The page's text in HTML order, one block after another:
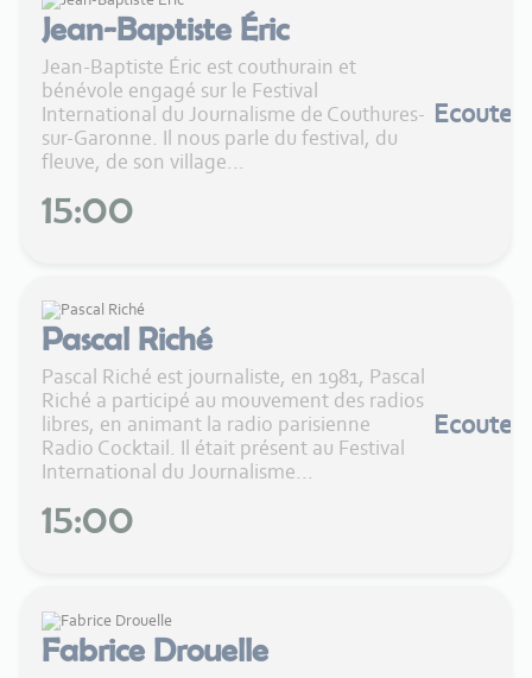
Jean-Baptiste Éric
Jean-Baptiste Éric est couthurain et
bénévole engagé sur le Festival
International du Journalisme de Couthures-
sur-Garonne. Il nous parle du festival, du
fleuve, de son village...
15:00
Ecouter
Pascal Riché
Pascal Riché est journaliste, en 1981, Pascal
Riché a participé au mouvement des radios
libres, en animant la radio parisienne
Radio Cocktail. Il était présent au Festival
International du Journalisme...
15:00
Ecouter
Fabrice Drouelle